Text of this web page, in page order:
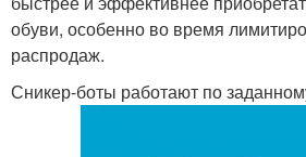
обуви, особенно во время
распродаж.
Сникер-боты работают по